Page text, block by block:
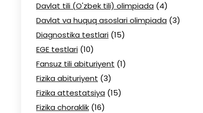
Davlat tili (O'zbek tili) olimpiada (4)
Davlat va huquq asoslari olimpiada (3)
Diagnostika testlari (15)
EGE testlari (10)
Fansuz tili abituriyent (1)
Fizika abituriyent (3)
Fizika attestatsiya (15)
Fizika choraklik (16)